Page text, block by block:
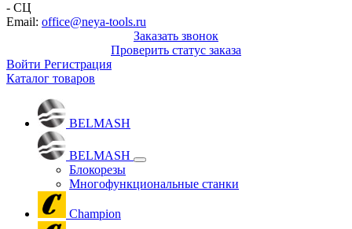
- СЦ
Email: office@neya-tools.ru
Заказать звонок
Проверить статус заказа
Войти Регистрация
Каталог товаров
BELMASH
BELMASH
Блокорезы
Многофункциональные станки
Champion